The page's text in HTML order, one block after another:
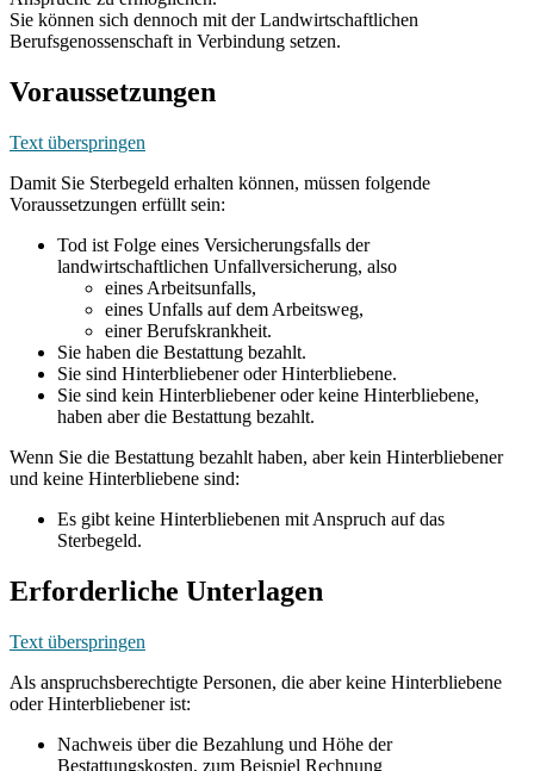
Sie können sich dennoch mit der Landwirtschaftlichen
Berufsgenossenschaft in Verbindung setzen.
Voraussetzungen
Text überspringen
Damit Sie Sterbegeld erhalten können, müssen folgende
Voraussetzungen erfüllt sein:
Tod ist Folge eines Versicherungsfalls der
landwirtschaftlichen Unfallversicherung, also
eines Arbeitsunfalls,
eines Unfalls auf dem Arbeitsweg,
einer Berufskrankheit.
Sie haben die Bestattung bezahlt.
Sie sind Hinterbliebener oder Hinterbliebene.
Sie sind kein Hinterbliebener oder keine Hinterbliebene,
haben aber die Bestattung bezahlt.
Wenn Sie die Bestattung bezahlt haben, aber kein Hinterbliebener
und keine Hinterbliebene sind:
Es gibt keine Hinterbliebenen mit Anspruch auf das
Sterbegeld.
Erforderliche Unterlagen
Text überspringen
Als anspruchsberechtigte Personen, die aber keine Hinterbliebene
oder Hinterbliebener ist:
Nachweis über die Bezahlung und Höhe der
Bestattungskosten, zum Beispiel Rechnung